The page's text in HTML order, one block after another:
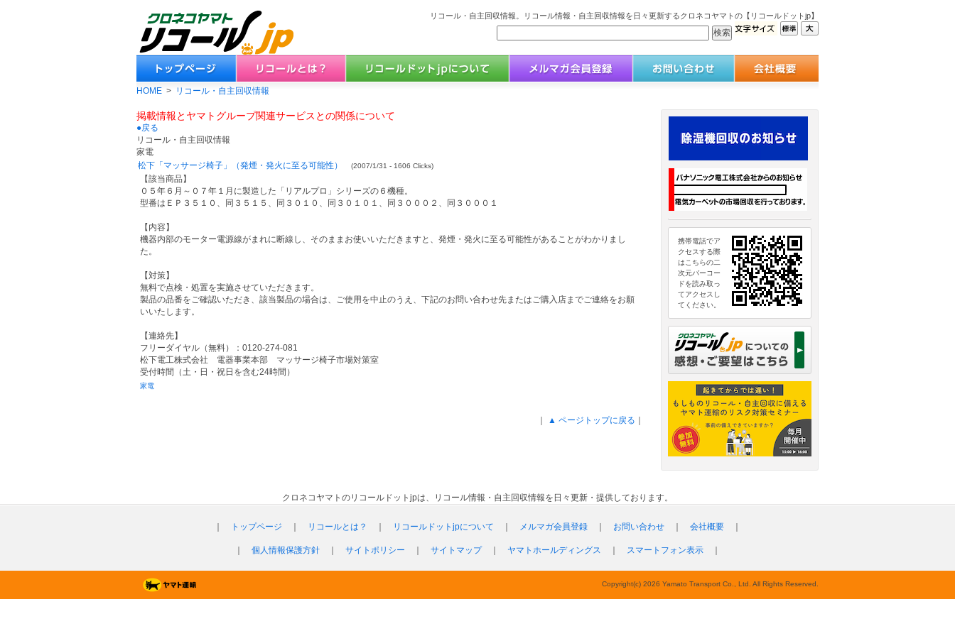
リコール・自主回収情報。リコール情報・自主回収情報を日々更新するクロネコヤマトの【リコールドットjp】
HOME > リコール・自主回収情報
掲載情報とヤマトグループ関連サービスとの関係について
●戻る
リコール・自主回収情報
家電
松下「マッサージ椅子」（発煙・発火に至る可能性）
(2007/1/31 - 1606 Clicks)
【該当商品】
０５年６月～０７年１月に製造した「リアルプロ」シリーズの６機種。
型番はＥＰ３５１０、同３５１５、同３０１０、同３０１０１、同３０００２、同３０００１
【内容】
機器内部のモーター電源線がまれに断線し、そのままお使いいただきますと、発煙・発火に至る可能性があることがわかりまし
た。
【対策】
無料で点検・処置を実施させていただきます。
製品の品番をご確認いただき、該当製品の場合は、ご使用を中止のうえ、下記のお問い合わせ先またはご購入店までご連絡をお願
いいたします。
【連絡先】
フリーダイヤル（無料）：0120-274-081
松下電工株式会社 電器事業本部 マッサージ椅子市場対策室
受付時間（土・日・祝日を含む24時間）
家電
▲ ページトップに戻る
携帯電話でア
クセスする際
はこちらの二
次元バーコー
ドを読み取っ
てアクセスし
てください。
クロネコヤマトのリコールドットjpは、リコール情報・自主回収情報を日々更新・提供しております。
トップページ リコールとは？ リコールドットjpについて メルマガ会員登録 お問い合わせ 会社概要
個人情報保護方針 サイトポリシー サイトマップ｜ ヤマトホールディングス スマートフォン表示
Copyright(c) 2026 Yamato Transport Co., Ltd. All Rights Reserved.